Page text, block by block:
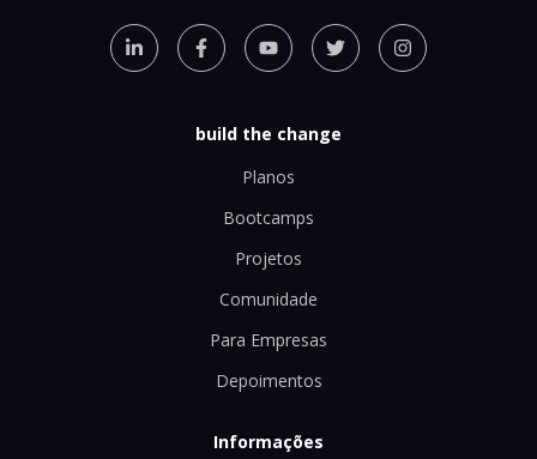
build the change
Planos
Bootcamps
Projetos
Comunidade
Para Empresas
Depoimentos
Informações